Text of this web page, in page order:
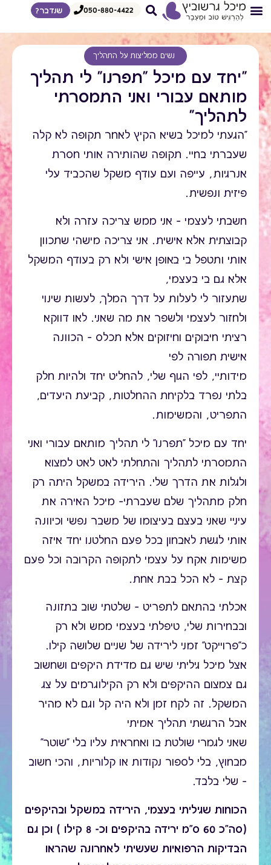
050-880-4422 שנדבר?
נשים ממליצות על התהליך
"יחד עם מיכל "תפרנו" לי תהליך
מותאם עבורי ואני התמסרתי
לתהליך"
"הגעתי למיכל בשיא הקיץ לאחר תקופה לא קלה
שעברתי בחיי. תקופה שהותירה אותי חסרת
אנרגיות, עייפה ועם עודף משקל שהכביד עלי
פיזית ונפשית.
חשבתי לעצמי – אני ממש צריכה עזרה ולא
קבוצתית אלא אישית. אני צריכה מישהי שתכוון
אותי ותטפל בי באופן אישי ולא רק בעודף המשקל
אלא גם בי בעצמי,
שתעזור לי לעלות על דרך המלך, לעשות שינוי
ולחזור לעצמי ולשפר את מה שאני. לאו דווקא
רציתי חיבוקים וחיזוקים אלא תכלס – הכוונה
אישית תפורה לפי
מידותיי, לפי הגוף שלי, להחליט יחד ולהיות חלק
בלתי נפרד בלקיחת ההחלטות, קביעת היעדים,
התפריט, והמשימות.
יחד עם מיכל "תפרנו" לי תהליך מותאם עבורי ואני
התמסרתי לתהליך והתחלתי לאט לאט למצוא
ולגלות את הדרך שלי. הירידה במשקל היתה רק
חלק מתהליך שלם שעברתי– מיכל האירה את
עיניי שאני בעצם בעיצומו של משבר נפשי וכיוונה
אותי לגשת לאבחון בכל פעם החלטנו יחד איזה
משימות אקח על עצמי לתקופה הקרובה וכל פעם
קצת – לא הכל בבת אחת.
אכלתי בהתאם לתפריט – שלטתי שוב בתזונה
ובבחירות שלי, טיפלתי בעצמי ממש ולא רק
כ"פרוייקט" זמני לירידה של שניים שלושה קילו.
אצל מיכל גיליתי שיש גם מדידת היקפים ושחשוב
גם צמצום ההיקפים ולא רק הקילוגרמים על צג
המשקל. זה לקח זמן ולא היה קל וגם לא מהיר
אבל הרגשתי תהליך אמיתי
שאני לגמרי שולטת בו ואחראית עליו בלי "שוטר"
מבחוץ, בלי לספור נקודות או קלוריות, והכי חשוב
– שלי בלבד.
הכוחות שגיליתי בעצמי, הירידה במשקל ובהיקפים
(סה"כ 60 ס"מ ירידה בהיקפים וכ- 8 קילו ) וכן גם
הבדיקות הרפואיות שעשיתי לאחרונה שהראו